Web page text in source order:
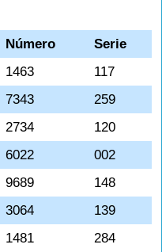
Número
Serie
1463
117
7343
259
2734
120
6022
002
9689
148
3064
139
1481
284